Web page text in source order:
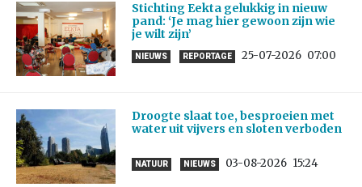
Stichting Eekta gelukkig in nieuw
pand: ‘Je mag hier gewoon zijn wie
je wilt zijn’
NIEUWS REPORTAGE 25-07-2026 07:00
Droogte slaat toe, besproeien met
water uit vijvers en sloten verboden
NATUUR NIEUWS 03-08-2026 15:24